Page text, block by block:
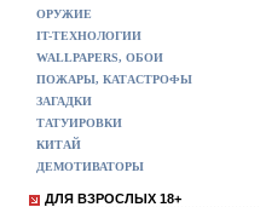
ОРУЖИЕ
IT-ТЕХНОЛОГИИ
WALLPAPERS, ОБОИ
ПОЖАРЫ, КАТАСТРОФЫ
ЗАГАДКИ
ТАТУИРОВКИ
КИТАЙ
ДЕМОТИВАТОРЫ
ДЛЯ ВЗРОСЛЫХ 18+